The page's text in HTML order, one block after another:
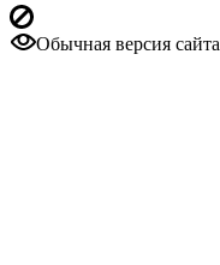
Обычная версия сайта